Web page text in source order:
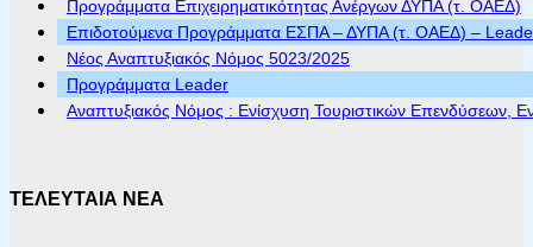
Προγράμματα Επιχειρηματικότητας Ανέργων ΔΥΠΑ (τ. ΟΑΕΔ)
Επιδοτούμενα Προγράμματα ΕΣΠΑ – ΔΥΠΑ (τ. ΟΑΕΔ) – Leader
Νέος Αναπτυξιακός Νόμος 5023/2025
Προγράμματα Leader
Αναπτυξιακός Νόμος : Ενίσχυση Τουριστικών Επενδύσεων,
ΤΕΛΕΥΤΑΙΑ ΝΕΑ